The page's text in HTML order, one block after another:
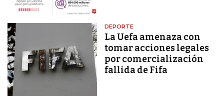
DEPORTE
La Uefa amenaza con
tomar acciones legales
por comercialización
fallida de Fifa